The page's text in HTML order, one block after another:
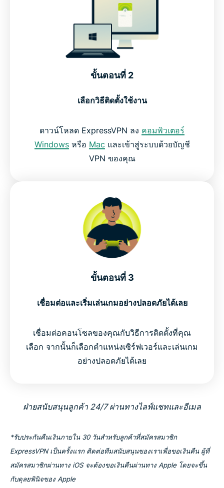
ขั้นตอนที่ 2
เลือกวิธีติดตั้งใช้งาน
ดาวน์โหลด ExpressVPN ลง คอมพิวเตอร์
Windowsหรือ Mac และเข้าสู่ระบบด้วยบัญชี
VPN ของคุณ
ขั้นตอนที่ 3
เชื่อมต่อและเริ่มเล่นเกมอย่างปลอดภัยได้เลย
เชื่อมต่อคอนโซลของคุณกับวิธีการติดตั้งที่คุณ
เลือก จากนั้นก็เลือกตำแหน่งเซิร์ฟเวอร์และเล่นเกม
อย่างปลอดภัยได้เลย
ฝ่ายสนับสนุนลูกค้า 24/7 ผ่านทางไลฟ์แชทและอีเมล
*รับประกันคืนเงินภายใน 30 วันสำหรับลูกค้าที่สมัครสมาชิก
ExpressVPN เป็นครั้งแรก ติดต่อทีมสนับสนุนของเราเพื่อขอเงินคืน ผู้ที่
สมัครสมาชิกผ่านทาง iOS จะต้องขอเงินคืนผ่านทาง Apple โดยจะขึ้น
กับดุลยพินิจของ Apple